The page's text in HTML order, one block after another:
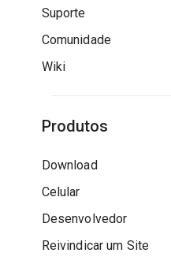
Suporte
Comunidade
Wiki
Produtos
Download
Celular
Desenvolvedor
Reivindicar um Site